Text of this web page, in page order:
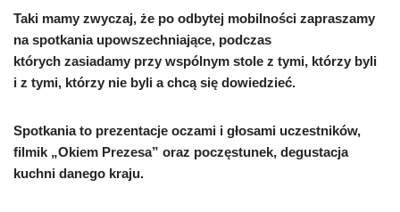
Taki mamy zwyczaj, że po odbytej mobilności zapraszamy
na spotkania upowszechniające, podczas
których zasiadamy przy wspólnym stole z tymi, którzy byli
i z tymi, którzy nie byli a chcą się dowiedzieć.
Spotkania to prezentacje oczami i głosami uczestników,
filmik „Okiem Prezesa” oraz poczęstunek, degustacja
kuchni danego kraju.